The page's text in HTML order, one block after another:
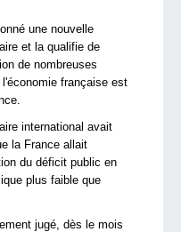
une nouvelle
et la qualifie de
de nombreuses
française est
international avait
la France allait
du déficit public en
plus faible que
jugé, dès le mois